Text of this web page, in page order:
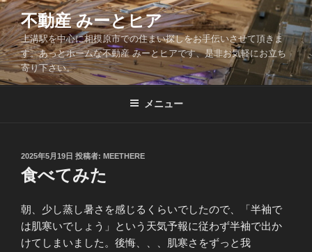
コ
ン
テ
ン
ツ
不動産 みーとヒア
上溝駅を中心に相模原市での住まい探しをお手伝いさせて頂きま
す。あっとホームな不動産 みーとヒアです、是非お気軽にお立ち
寄り下さい。
メニュー
投
稿
日:
2025年5月19日 投稿者: MEETHERE
食べてみた
朝、少し蒸し暑さを感じるくらいでしたので、「半袖で
は肌寒いでしょう」という天気予報に従わず半袖で出か
けてしまいました。後悔、、、肌寒さをずっと我